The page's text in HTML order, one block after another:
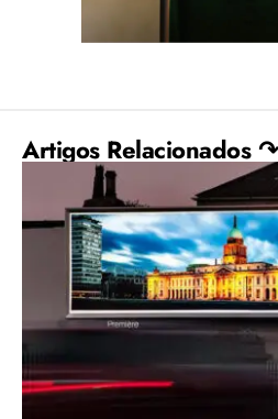
Artigos Relacionados ↷